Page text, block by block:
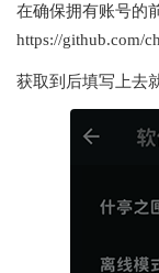
在确保拥有账号的
https://github.com/
获取到后填写上去